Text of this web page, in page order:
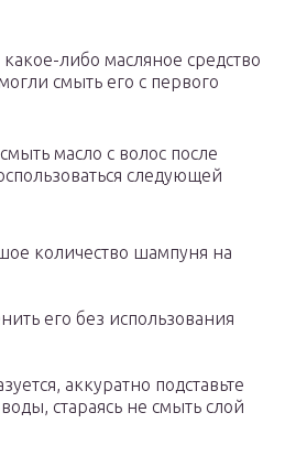
либо масляное средство
смыть его с первого
масло с волос после
следующей
количество шампуня на
его без использования
аккуратно подставьте
стараясь не смыть слой